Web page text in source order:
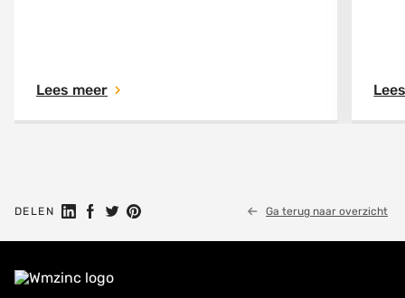
Lees meer
DELEN Share on Linkedin
Share on Facebook
Share on Twitter
Share on Pinterest Ga terug naar overzicht